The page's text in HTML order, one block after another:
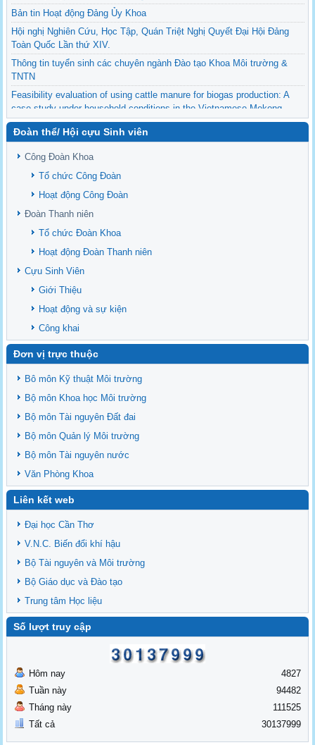
Bản tin Hoạt động Đảng Ủy Khoa
Hội nghị Nghiên Cứu, Học Tập, Quán Triệt Nghị Quyết Đại Hội Đảng
Toàn Quốc Lần thứ XIV.
Thông tin tuyển sinh các chuyên ngành Đào tạo Khoa Môi trường &
TNTN
Feasibility evaluation of using cattle manure for biogas production: A
case study under household conditions in the Vietnamese Mekong
Delta
Sediment properties in flood-based farming systems in the Vietnamese
upstream Mekong Delta
Danh mục tạp chí xuất bản Quốc Tế 2026
Danh Mục các Đề Tài NCKH cấp Tỉnh năm 2024
Văn bản - Quy định
Ban chấp hành Đảng bộ khoa
Đoàn thể/ Hội cựu Sinh viên
Công Đoàn Khoa
Tổ chức Công Đoàn
Hoạt động Công Đoàn
Đoàn Thanh niên
Tổ chức Đoàn Khoa
Hoạt động Đoàn Thanh niên
Cựu Sinh Viên
Giới Thiệu
Hoạt động và sự kiện
Công khai
Đơn vị trực thuộc
Bô môn Kỹ thuật Môi trường
Bộ môn Khoa học Môi trường
Bộ môn Tài nguyên Đất đai
Bộ môn Quản lý Môi trường
Bộ môn Tài nguyên nước
Văn Phòng Khoa
Liên kết web
Đại học Cần Thơ
V.N.C. Biến đổi khí hậu
Bộ Tài nguyên và Môi trường
Bộ Giáo dục và Đào tạo
Trung tâm Học liệu
Số lượt truy cập
Hôm nay
Tuần này
Tháng này
Tất cả
4827
94482
111525
30137999